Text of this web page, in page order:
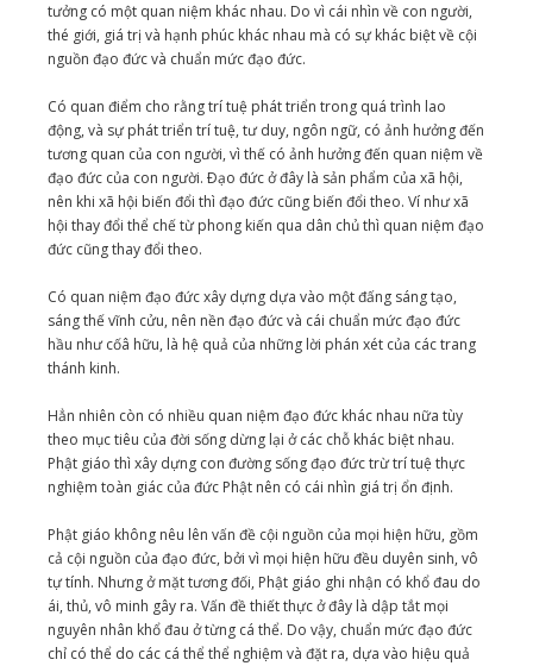
tưởng có một quan niệm khác nhau. Do vì cái nhìn về con người,
thé giới, giá trị và hạnh phúc khác nhau mà có sự khác biệt về cội
nguồn đạo đức và chuẩn mức đạo đức.
Có quan điểm cho rằng trí tuệ phát triển trong quá trình lao
động, và sự phát triển trí tuệ, tư duy, ngôn ngữ, có ảnh hưởng đến
tương quan của con người, vì thế có ảnh hưởng đến quan niệm về
đạo đức của con người. Ðạo đức ở đây là sản phẩm của xã hội,
nên khi xã hội biến đổi thì đạo đức cũng biến đổi theo. Ví như xã
hội thay đổi thể chế từ phong kiến qua dân chủ thì quan niệm đạo
đức cũng thay đổi theo.
Có quan niệm đạo đức xây dựng dựa vào một đấng sáng tạo,
sáng thế vĩnh cửu, nên nền đạo đức và cái chuẩn mức đạo đức
hầu như cốâ hữu, là hệ quả của những lời phán xét của các trang
thánh kinh.
Hẳn nhiên còn có nhiều quan niệm đạo đức khác nhau nữa tùy
theo mục tiêu của đời sống dừng lại ở các chỗ khác biệt nhau.
Phật giáo thì xây dựng con đường sống đạo đức trừ trí tuệ thực
nghiệm toàn giác của đức Phật nên có cái nhìn giá trị ổn định.
Phật giáo không nêu lên vấn đề cội nguồn của mọi hiện hữu, gồm
cả cội nguồn của đạo đức, bởi vì mọi hiện hữu đều duyên sinh, vô
tự tính. Nhưng ở mặt tương đối, Phật giáo ghi nhận có khổ đau do
ái, thủ, vô minh gây ra. Vấn đề thiết thực ở đây là dập tắt mọi
nguyên nhân khổ đau ở từng cá thể. Do vậy, chuẩn mức đạo đức
chỉ có thể do các cá thể thể nghiệm và đặt ra, dựa vào hiệu quả